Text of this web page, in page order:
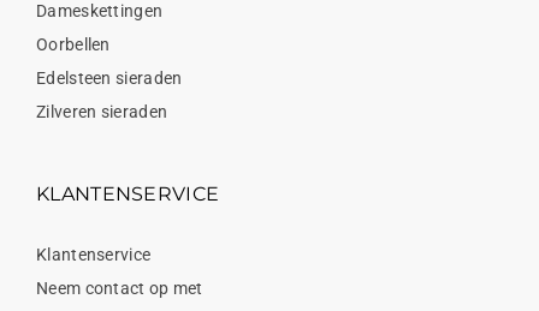
Dameskettingen
Oorbellen
Edelsteen sieraden
Zilveren sieraden
KLANTENSERVICE
Klantenservice
Neem contact op met